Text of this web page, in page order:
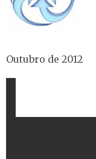
Outubro de 2012